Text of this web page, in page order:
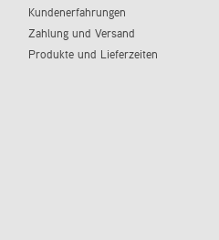
Kundenerfahrungen
Zahlung und Versand
Produkte und Lieferzeiten